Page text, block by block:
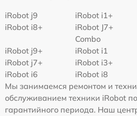
iRobot j9
iRobot i1+
iRobot i8+
iRobot J7+
Combo
iRobot j9+
iRobot i1
iRobot j7+
iRobot i3+
iRobot i6
iRobot i8
Мы занимаемся ремонтом и
обслуживанием техники iRobot
гарантийного периода. Наш